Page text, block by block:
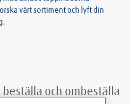
vårt sortiment och lyft din
och ombeställa